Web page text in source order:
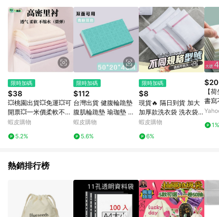
皮直營_餐券&禮券館、康菲COMFIZ、Finetech釩泰醫用口罩、
CHENYU辰昱立體醫療口罩、HAOFA立體口罩、BenQ 明基 健
康生活不予回饋。 6. 蝦皮商城之訂單適用於部分點數紅包，規範
請依該紅包頁說明為主。 7. 點數回饋將依照蝦皮提供扣除折價
券、運費與蝦幣後之最終金額進行計算。 8. 同一商品品項(即便
不同尺寸規格)，皆會計入同一筆返點上限進行計算 9. 用戶需於
同一瀏覽器進行交易（若自動跳轉 APP，請在 APP交易）。 10.
知。 11. 若使用折價券折抵，可能會有攤提折抵導致訂單金額些微
落差 12. 蝦皮會將LINE的導購跳轉紀錄與蝦皮的會員ID進行綁
定，若後續七天內未透過其他媒體來源導入蝦皮官網，則七天內
於該蝦皮帳號下訂的首筆訂單會被蝦皮認列為該LINE用戶導購跳
轉時所成立之訂單。 13. 若同一用戶使用一個以上蝦皮帳號透過
LINE購物進行導購，將可能導致無法收到導購通知，亦可能無法
易，或經由蝦皮系統判斷點擊路徑不符合回饋資格或規則者。 15.
若有贈點爭議，請務必於訂單日期+60天以內進行洽詢確認；超
過60天(含)以上進行申訴，恕無法贈點回饋。需檢附蝦皮訂單完
成、LINE購物訂單記錄，如於LINE購物訂單紀錄已呈現：「非本
次前往蝦皮商店之品項，不符合回饋資格」，則不受理此案件。
[注意事項] 1.如導購途中用戶由網頁版(電腦版/手機版網頁)切換
限時加碼
$38
💥桃園出貨💥免運💥可
開票💥一米價柔軟不縮
水微彈性布料裏布真絲
料裏子
蝦皮購物
5.2%
限時加碼
$112
台灣出貨 健腹輪跪墊
腹肌輪跪墊 瑜珈墊 拉
伸墊 瑜伽平衡墊加厚健
滑核心訓練健身運動軟
蝦皮購物
5.6%
限時加碼
$8
現貨🔥 隔日到貨 加大
加厚款洗衣袋 洗衣袋
衣物袋 內衣洗衣袋 多
洗衣袋 洗衣網 收納袋
蝦皮購物
6%
【
書寫
寫流
1%
熱銷排行榜